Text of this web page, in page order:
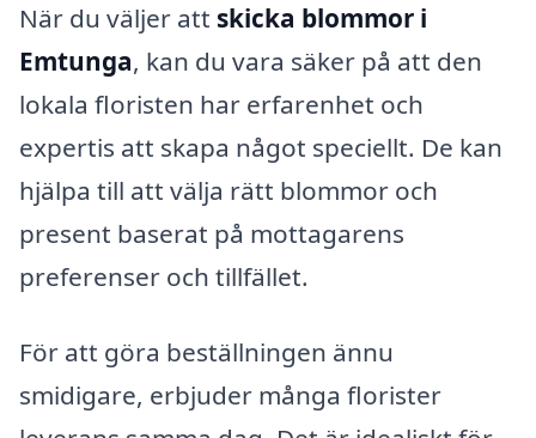
När du väljer att skicka blommor i
Emtunga, kan du vara säker på att den
lokala floristen har erfarenhet och
expertis att skapa något speciellt. De kan
hjälpa till att välja rätt blommor och
present baserat på mottagarens
preferenser och tillfället.
För att göra beställningen ännu
smidigare, erbjuder många florister